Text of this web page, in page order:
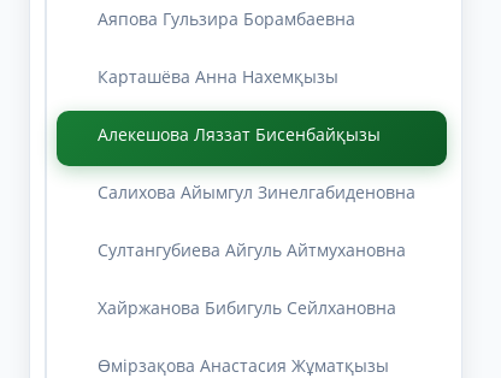
Аяпова Гульзира Борамбаевна
Карташёва Анна Нахемқызы
Алекешова Ляззат Бисенбайқызы
Салихова Айымгул Зинелгабиденовна
Султангубиева Айгуль Айтмухановна
Хайржанова Бибигуль Сейлхановна
Өмірзақова Анастасия Жұматқызы